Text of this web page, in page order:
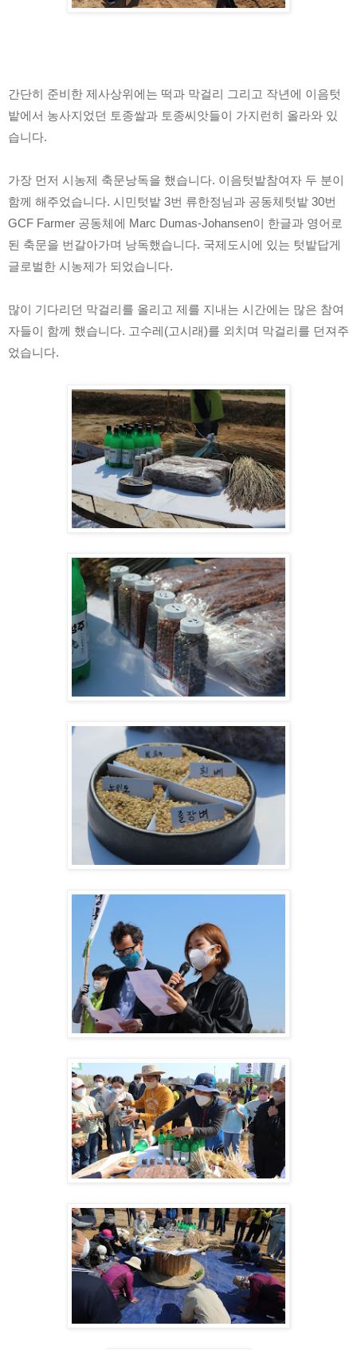
간단히 준비한 제사상위에는 떡과 막걸리 그리고 작년에 이음텃
밭에서 농사지었던 토종쌀과 토종씨앗들이 가지런히 올라와 있
습니다.
가장 먼저 시농제 축문낭독을 했습니다. 이음텃밭참여자 두 분이
함께 해주었습니다. 시민텃밭 3번 류한정님과 공동체텃밭 30번
GCF Farmer 공동체에 Marc Dumas-Johansen이 한글과 영어로
된 축문을 번갈아가며 낭독했습니다. 국제도시에 있는 텃밭답게
글로벌한 시농제가 되었습니다.
많이 기다리던 막걸리를 올리고 제를 지내는 시간에는 많은 참여
자들이 함께 했습니다. 고수레(고시래)를 외치며 막걸리를 던져주
었습니다.